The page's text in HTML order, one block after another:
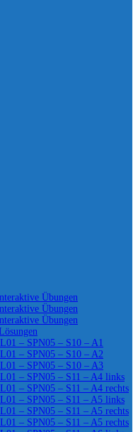
Übungen
Übungen
Übungen
– SPN05 – S10 – A1
– SPN05 – S10 – A2
– SPN05 – S10 – A3
– SPN05 – S11 – A4 links
– SPN05 – S11 – A4 rechts
– SPN05 – S11 – A5 links
– SPN05 – S11 – A5 rechts
– SPN05 – S11 – A5 rechts